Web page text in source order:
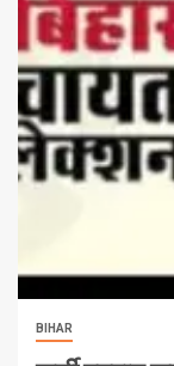
BIHAR